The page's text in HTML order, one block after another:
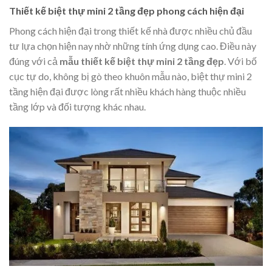
Thiết kế biệt thự mini 2 tầng đẹp phong cách hiện đại
Phong cách hiện đại trong thiết kế nhà được nhiều chủ đầu
tư lựa chọn hiện nay nhờ những tính ứng dụng cao. Điều này
đúng với cả mẫu thiết kế biệt thự mini 2 tầng đẹp . Với bố
cục tự do, không bị gò theo khuôn mẫu nào, biệt thự mini 2
tầng hiện đại được lòng rất nhiều khách hàng thuộc nhiều
tầng lớp và đối tượng khác nhau.